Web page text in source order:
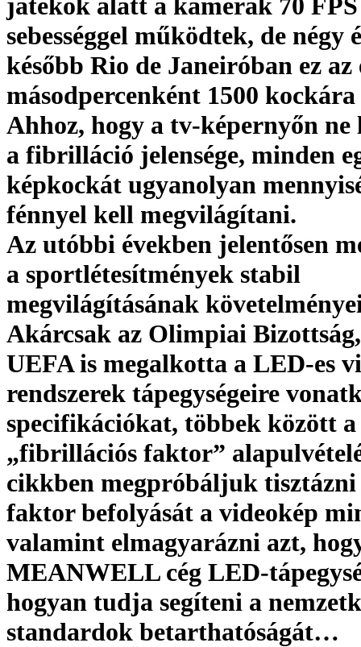
sebességgel működtek, de négy
később Rio de Janeiróban ez
másodpercenként 1500
Ahhoz, hogy a tv-képernyőn ne
a fibrilláció jelensége, minden
képkockát ugyanolyan
fénnyel kell megvilágítani.
Az utóbbi években jelentősen
a sportlétesítmények stabil
megvilágításának
Akárcsak az Olimpiai
UEFA is megalkotta a LED-es
rendszerek tápegységeire
specifikációkat, többek között a
„fibrillációs faktor”
cikkben megpróbáljuk tisztázni
faktor befolyását a videokép
valamint elmagyarázni azt,
MEANWELL cég LED-
hogyan tudja segíteni a
standardok betarthatóságát…